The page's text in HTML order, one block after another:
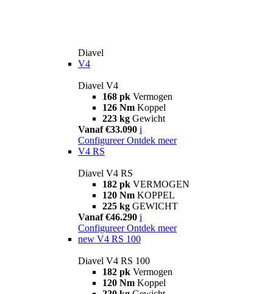
Diavel
V4
Diavel V4
168 pk Vermogen
126 Nm Koppel
223 kg Gewicht
Vanaf €33.090 i
Configureer Ontdek meer
V4 RS
Diavel V4 RS
182 pk VERMOGEN
120 Nm KOPPEL
225 kg GEWICHT
Vanaf €46.290 i
Configureer Ontdek meer
new V4 RS 100
Diavel V4 RS 100
182 pk Vermogen
120 Nm Koppel